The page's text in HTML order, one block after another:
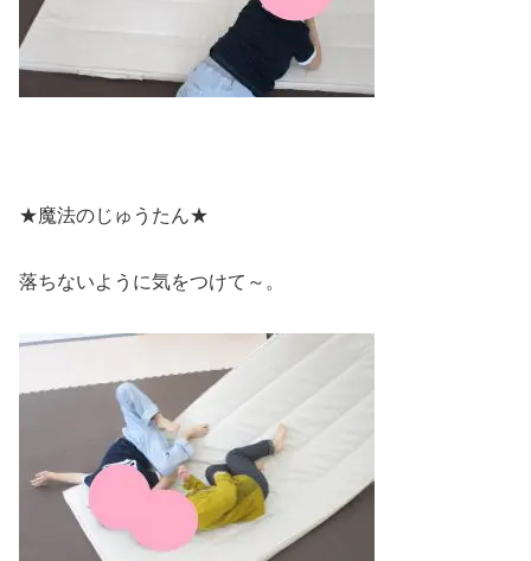
★魔法のじゅうたん★
落ちないように気をつけて～。